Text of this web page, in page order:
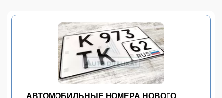
АВТОМОБИЛЬНЫЕ НОМЕРА НОВОГО